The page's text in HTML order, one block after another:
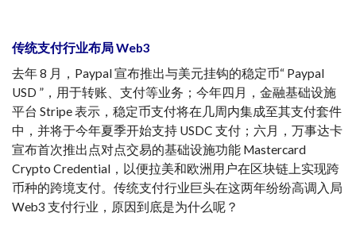
传统支付行业布局 Web3
去年 8 月，Paypal 宣布推出与美元挂钩的稳定币“ Paypal
USD ”，用于转账、支付等业务；今年四月，金融基础设施
平台 Stripe 表示，稳定币支付将在几周内集成至其支付套件
中，并将于今年夏季开始支持 USDC 支付；六月，万事达卡
宣布首次推出点对点交易的基础设施功能 Mastercard
Crypto Credential，以便拉美和欧洲用户在区块链上实现跨
币种的跨境支付。传统支付行业巨头在这两年纷纷高调入局
Web3 支付行业，原因到底是为什么呢？